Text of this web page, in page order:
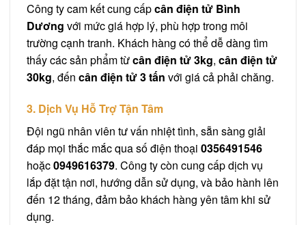
Công ty cam kết cung cấpcân điện tử Bình
Dương với mức giá hợp lý, phù hợp trong môi
trường cạnh tranh. Khách hàng có thể dễ dàng tìm
thấy các sản phẩm từcân điện tử 3kg, cân điện tử
30kg, đến cân điện tử 3 tấn với giá cả phải chăng.
3. Dịch Vụ Hỗ Trợ Tận Tâm
Đội ngũ nhân viên tư vấn nhiệt tình, sẵn sàng giải
đáp mọi thắc mắc qua số điện thoại 0356491546
hoặc0949616379. Công ty còn cung cấp dịch vụ
lắp đặt tận nơi, hướng dẫn sử dụng, và bảo hành lên
đến 12 tháng, đảm bảo khách hàng yên tâm khi sử
dụng.